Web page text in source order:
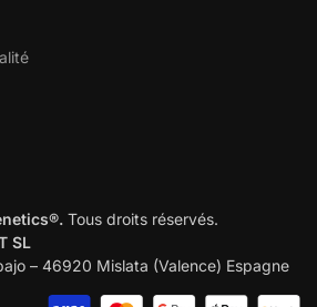
Tous droits réservés.
SL
– 46920 Mislata (Valence) Espagne